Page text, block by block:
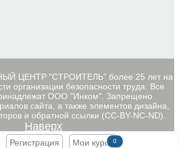
ЦЕНТР "СТРОИТЕЛЬ" более 25 лет на
организации безопасности труда. Все
ООО "Инком". Запрещено
сайта, а также элементов дизайна,
и обратной ссылки (CC-BY-NC-ND).
Наверх
Регистрация Мои курсы0